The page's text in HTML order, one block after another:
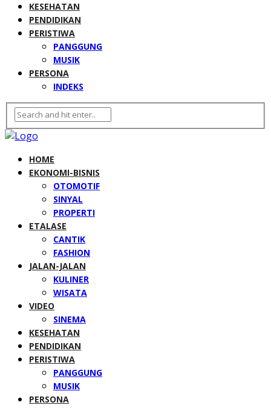
KESEHATAN
PENDIDIKAN
PERISTIWA
PANGGUNG
MUSIK
PERSONA
INDEKS
HOME
EKONOMI-BISNIS
OTOMOTIF
SINYAL
PROPERTI
ETALASE
CANTIK
FASHION
JALAN-JALAN
KULINER
WISATA
VIDEO
SINEMA
KESEHATAN
PENDIDIKAN
PERISTIWA
PANGGUNG
MUSIK
PERSONA